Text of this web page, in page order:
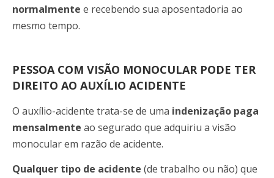
normalmente e recebendo sua aposentadoria ao
mesmo tempo.
PESSOA COM VISÃO MONOCULAR PODE TER
DIREITO AO AUXÍLIO ACIDENTE
O auxílio-acidente trata-se de uma indenização paga
mensalmente ao segurado que adquiriu a visão
monocular em razão de acidente.
Qualquer tipo de acidente (de trabalho ou não) que